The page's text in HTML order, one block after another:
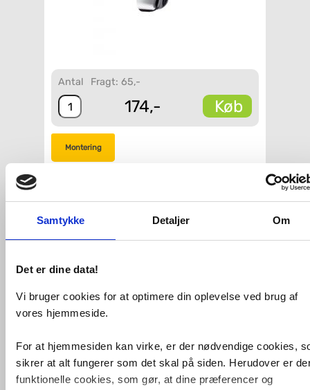
Samtykke Detaljer Om
Det er dine data!
Vi bruger cookies for at optimere din oplevelse ved brug af
vores hjemmeside.
For at hjemmesiden kan virke, er der nødvendige cookies,
sikrer at alt fungerer som det skal på siden. Herudover er
funktionelle cookies, som gør, at dine præferencer og
Antal Fragt: 65,-
174,- Køb
Montering
Farve:
Krom, poleret
Fri fragt fra 4.995,-
Hansgrohe universal bruserholder
(parkeringsplads). Til slange med konisk
Specifikationer:
Farve: Krom